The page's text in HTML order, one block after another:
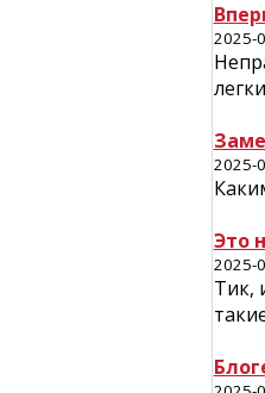
2025-
2025-
Это
2025-
Тик,